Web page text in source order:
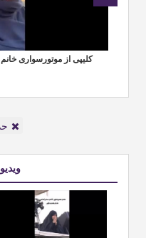
کلیپی از موتورسواری